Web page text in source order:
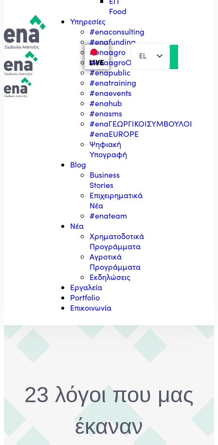
Food
Υπηρεσίες
#enaconsulting
#enafunding
#enaagro
#enaagroΟΣΔΕ
#enapublic
#enatraining
#enaevents
#enahub
#enasms
#enaΓΕΩΡΓΙΚΟΙΣΥΜΒΟΥΛΟΙ
#enaEUROPE
Ψηφιακή
Υπογραφή
Blog
Business
Stories
Επιχειρηματικά
Νέα
#enateam
Νέα
Χρηματοδοτικά
Προγράμματα
Αγροτικά
Προγράμματα
Εκδηλώσεις
Εργαλεία
Portfolio
Επικοινωνία
LIVE
EL
EN
23 λόγοι που μας
έκαναν